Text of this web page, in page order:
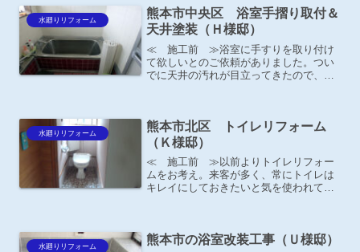
ﾗｳﾝ色（石...
水廻りリフォーム
熊本市中央区 浴室手摺り取付＆
天井塗装（Ｈ様邸）
≪ 施工前 ≫浴室に手すりを取り付け
て欲しいとのご依頼がありました。つい
でに天井の汚れが目立ってきたので、塗
水廻りリフォーム
熊本市北区 トイレリフォーム
（Ｋ様邸）
≪ 施工前 ≫以前よりトイレリフォー
ムをお考え。来客が多く、常にトイレは
キレイにしておきたいと気を使われてい
水廻りリフォーム 熊本市の浴室改装工事（Ｕ様邸）